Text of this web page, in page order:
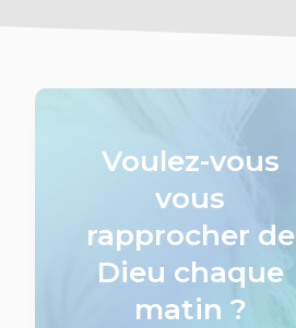
Voulez-vous
vous
rapprocher de
Dieu chaque
matin ?